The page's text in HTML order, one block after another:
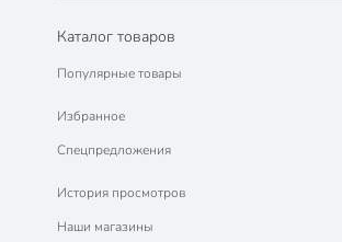
Каталог товаров
Популярные товары
Избранное
Спецпредложения
История просмотров
Наши магазины